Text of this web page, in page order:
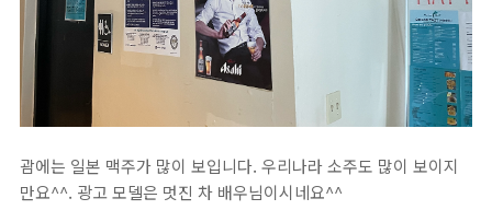
괌에는 일본 맥주가 많이 보입니다. 우리나라 소주도 많이 보이지
만요^^. 광고 모델은 멋진 차 배우님이시네요^^